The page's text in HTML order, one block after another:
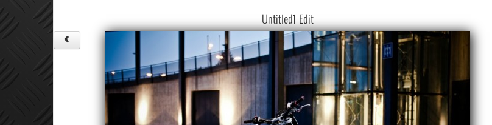
Untitled1-Edit